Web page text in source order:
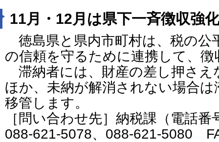
11月・12月は県下一斉徴収強
徳島県と県内市町村は、税の公
の信頼を守るために連携して、
滞納者には、財産の差し押さえ
ほか、未納が解消されない場合
移管します。
［問い合わせ先］納税課（電話
088-621-5078、088-621-5080